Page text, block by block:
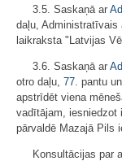
3.5. Saskaņā ar
daļu,
laikraksta "Latvijas
3.6. Saskaņā ar
otro daļu, 77. pantu un
apstrīdēt viena
vadītājam, iesniedzot
pārvaldē Mazajā Pils
Konsultācijas par